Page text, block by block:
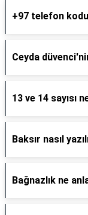
+97 telefon
Ceyda
13 ve 14 sayısı
Baksır nasıl
Bağnazlık ne